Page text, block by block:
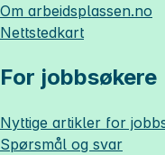
Om arbeidsplassen.no
Nettstedkart
For jobbsøkere
Nyttige artikler for
Spørsmål og svar